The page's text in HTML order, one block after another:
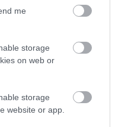
me
storage
on web or
storage
website or app.